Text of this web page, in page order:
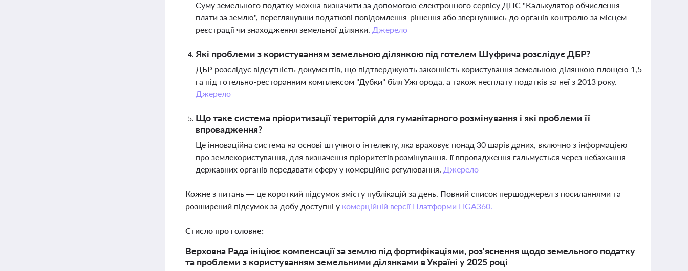
Суму земельного податку можна визначити за допомогою електронного сервісу ДПС "Калькулятор обчислення
плати за землю", переглянувши податкові повідомлення-рішення або звернувшись до органів контролю за місцем
реєстрації чи знаходження земельної ділянки. Джерело
Які проблеми з користуванням земельною ділянкою під готелем Шуфрича розслідує ДБР?
ДБР розслідує відсутність документів, що підтверджують законність користування земельною ділянкою площею 1,5
га під готельно-ресторанним комплексом "Дубки" біля Ужгорода, а також несплату податків за неї з 2013 року.
Джерело
Що таке система пріоритизації територій для гуманітарного розмінування і які проблеми її
впровадження?
Це інноваційна система на основі штучного інтелекту, яка враховує понад 30 шарів даних, включно з інформацією
про землекористування, для визначення пріоритетів розмінування. Її впровадження гальмується через небажання
державних органів передавати сферу у комерційне регулювання. Джерело
Кожне з питань — це короткий підсумок змісту публікацій за день. Повний список першоджерел з посиланнями та
розширений підсумок за добу доступні у комерційній версії Платформи LIGA360.
Стисло про головне:
Верховна Рада ініціює компенсації за землю під фортифікаціями, роз'яснення щодо земельного податку
та проблеми з користуванням земельними ділянками в Україні у 2025 році